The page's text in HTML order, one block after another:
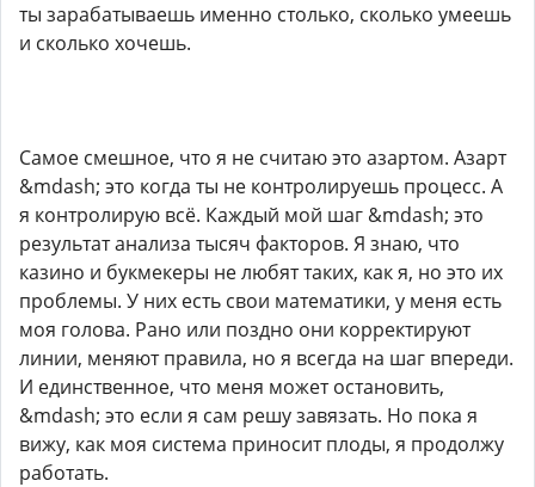
ты зарабатываешь именно столько, сколько умеешь
и сколько хочешь.
Самое смешное, что я не считаю это азартом. Азарт
&mdash; это когда ты не контролируешь процесс. А
я контролирую всё. Каждый мой шаг &mdash; это
результат анализа тысяч факторов. Я знаю, что
казино и букмекеры не любят таких, как я, но это их
проблемы. У них есть свои математики, у меня есть
моя голова. Рано или поздно они корректируют
линии, меняют правила, но я всегда на шаг впереди.
И единственное, что меня может остановить,
&mdash; это если я сам решу завязать. Но пока я
вижу, как моя система приносит плоды, я продолжу
работать.